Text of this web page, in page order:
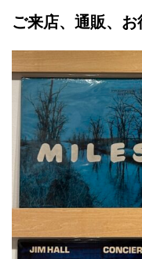
ご来店、通販、お